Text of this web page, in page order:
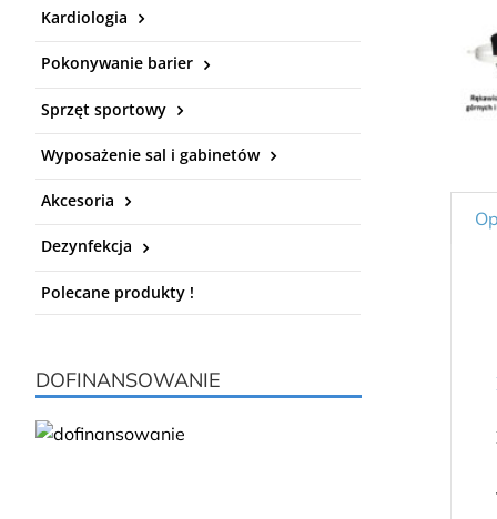
Kardiologia
Pokonywanie barier
Sprzęt sportowy
Wyposażenie sal i gabinetów
Akcesoria
Dezynfekcja
Polecane produkty !
DOFINANSOWANIE